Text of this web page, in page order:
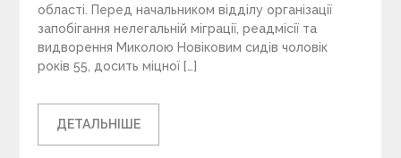
області. Перед начальником відділу організації
запобігання нелегальній міграції, реадмісії та
видворення Миколою Новіковим сидів чоловік
років 55, досить міцної […]
ДЕТАЛЬНІШЕ